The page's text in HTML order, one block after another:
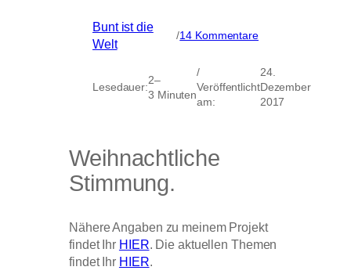
Bunt ist die
Welt
/14 Kommentarezu
die
Welt
#142
Lesedauer:
2–
3 Minuten
/
Veröffentlicht
am:
24.
Dezember
2017
Weihnachtliche
Stimmung.
Nähere Angaben zu meinem Projekt
findet Ihr HIER. Die aktuellen Themen
findet Ihr HIER.